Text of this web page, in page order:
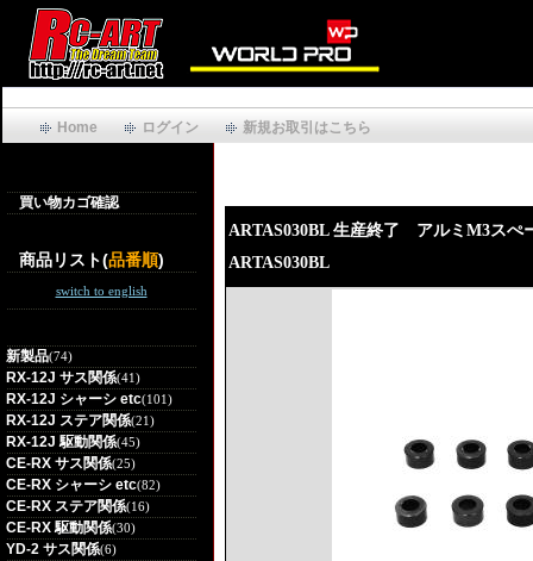
Home ログイン 新規お取引はこちら
買い物カゴ確認
商品リスト(品番順)
switch to english
新製品(74)
RX-12J サス関係(41)
RX-12J シャーシ etc(101)
RX-12J ステア関係(21)
RX-12J 駆動関係(45)
CE-RX サス関係(25)
CE-RX シャーシ etc(82)
CE-RX ステア関係(16)
CE-RX 駆動関係(30)
YD-2 サス関係(6)
ARTAS030BL 生産終了 アルミM3ス
ARTAS030BL